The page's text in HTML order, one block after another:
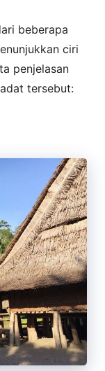
beberapa
ciri
penjelasan
tersebut: